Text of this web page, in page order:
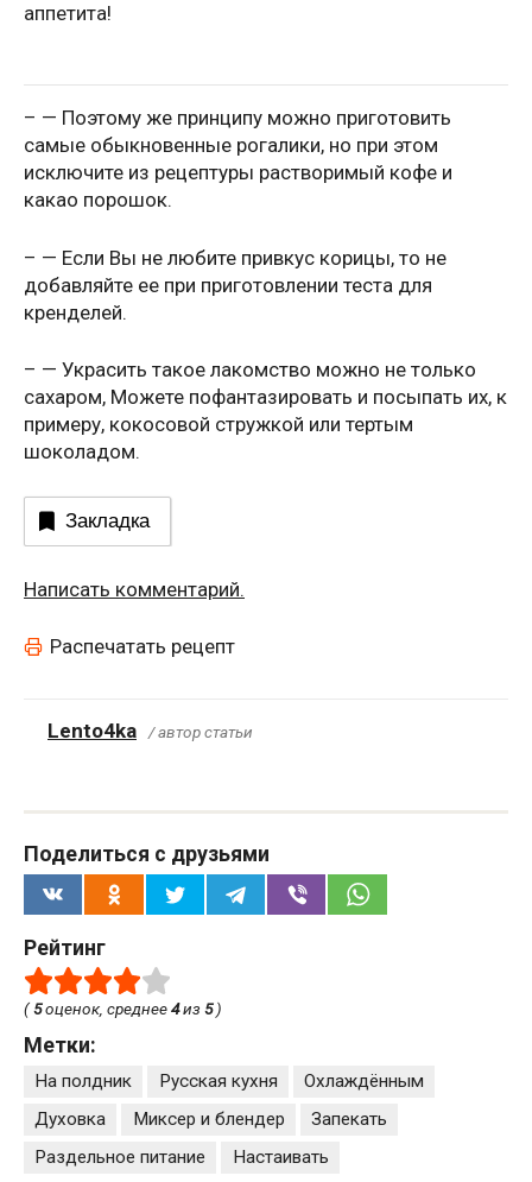
аппетита!
– — Поэтому же принципу можно приготовить
самые обыкновенные рогалики, но при этом
исключите из рецептуры растворимый кофе и
какао порошок.
– — Если Вы не любите привкус корицы, то не
добавляйте ее при приготовлении теста для
кренделей.
– — Украсить такое лакомство можно не только
сахаром, Можете пофантазировать и посыпать их, к
примеру, кокосовой стружкой или тертым
шоколадом.
Закладка
Написать комментарий.
Распечатать рецепт
Lento4ka / автор статьи
Поделиться с друзьями
Рейтинг
(5оценок, среднее4из 5)
Метки:
На полдник Русская кухня
Охлаждённым
Духовка
Миксер и блендер
Запекать
Раздельное питание
Настаивать